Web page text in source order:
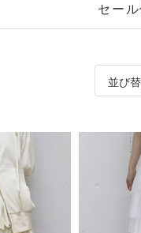
セー
並び替